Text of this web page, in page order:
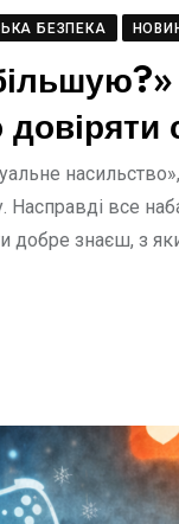
БЕЗПЕКА
Насправді все
добре знаєш, з